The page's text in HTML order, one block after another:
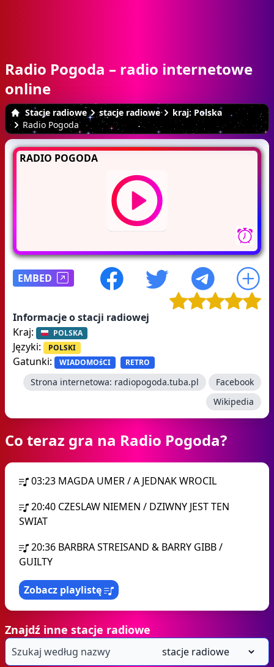
Radio Pogoda – radio internetowe
online
Stacje radiowe stacje radiowe
kraj: Polska
Radio Pogoda
RADIO POGODA
EMBED
Informacje o stacji radiowej
Kraj:
POLSKA
Języki: POLSKI
Gatunki: WIADOMOśCI RETRO
Strona internetowa: radiopogoda.tuba.pl
Facebook
Wikipedia
Co teraz gra na Radio Pogoda?
03:23 MAGDA UMER / A JEDNAK WROCIL
20:40 CZESLAW NIEMEN / DZIWNY JEST TEN
SWIAT
20:36 BARBRA STREISAND & BARRY GIBB /
GUILTY
Zobacz playlistę
Znajdź inne stacje radiowe